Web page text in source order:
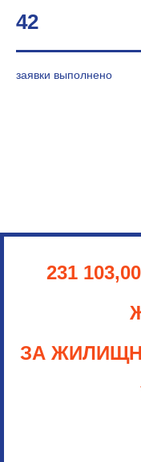
42
заявки выполнено
231 103,00
ЗА